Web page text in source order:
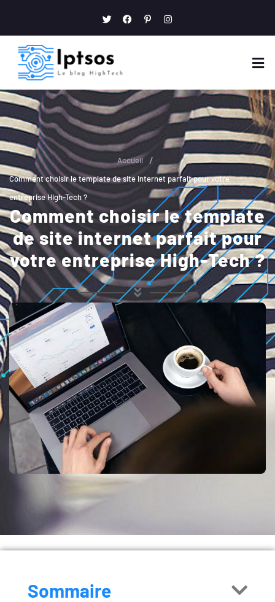
Accueil /
Comment choisir le template de site internet parfait pour votre
entreprise High-Tech ?
Comment choisir le template
de site internet parfait pour
votre entreprise High-Tech ?
Sommaire